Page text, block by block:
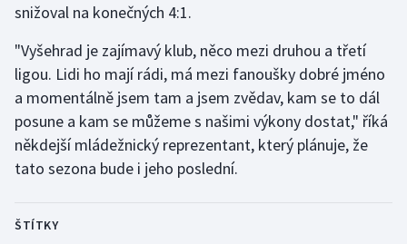
snižoval na konečných 4:1.
"Vyšehrad je zajímavý klub, něco mezi druhou a třetí
ligou. Lidi ho mají rádi, má mezi fanoušky dobré jméno
a momentálně jsem tam a jsem zvědav, kam se to dál
posune a kam se můžeme s našimi výkony dostat," říká
někdejší mládežnický reprezentant, který plánuje, že
tato sezona bude i jeho poslední.
ŠTÍTKY